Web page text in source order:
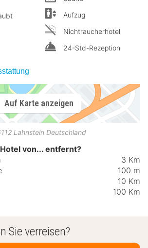
Aufzug
Nichtraucherhotel
24-Std-Rezeption
Auf Karte anzeigen
Lahnstein Deutschland
von... entfernt?
3 Km
100 m
10 Km
100 Km
Sie verreisen?